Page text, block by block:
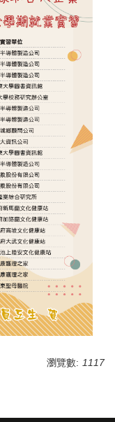
瀏覽數: 1117